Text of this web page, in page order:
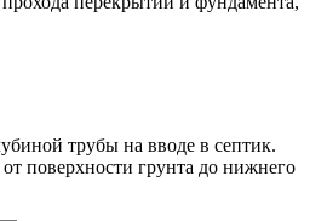
трубы на вводе в септик.
поверхности грунта до нижнего